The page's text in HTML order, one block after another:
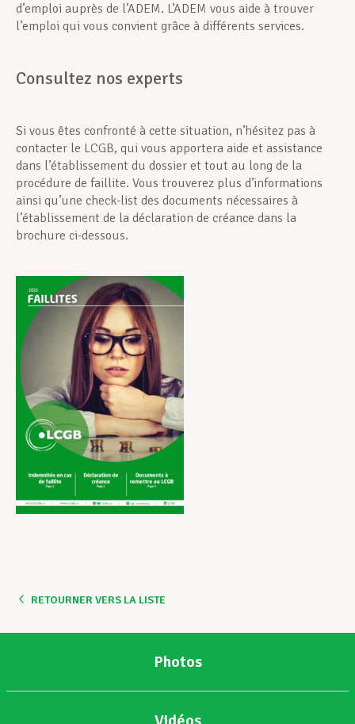
d’emploi auprès de l’ADEM. L’ADEM vous aide à trouver
l’emploi qui vous convient grâce à différents services.
Consultez nos experts
Si vous êtes confronté à cette situation, n’hésitez pas à
contacter le LCGB, qui vous apportera aide et assistance
dans l’établissement du dossier et tout au long de la
procédure de faillite. Vous trouverez plus d’informations
ainsi qu’une check-list des documents nécessaires à
l’établissement de la déclaration de créance dans la
brochure ci-dessous.
RETOURNER VERS LA LISTE
Photos